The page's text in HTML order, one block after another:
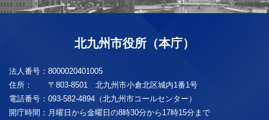
北九州市役所（本庁）
法人番号： 8000020401005
住所：
〒803-8501 北九州市小倉北区城内1番1号
電話番号： 093-582-4894（北九州市コールセンター）
開庁時間： 月曜日から金曜日の8時30分から17時15分まで